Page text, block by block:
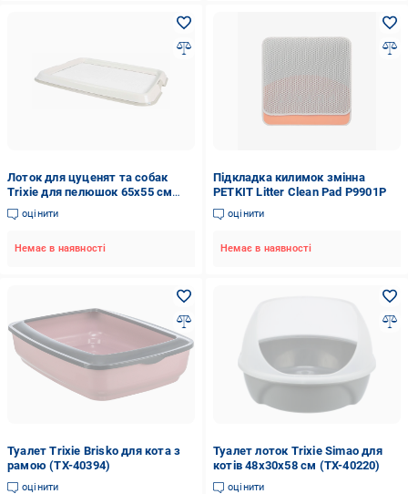
Лоток для цуценят та собак
Trixie для пелюшок 65х55 см
(23416)
оцінити
Немає в наявності
Підкладка килимок змінна
PETKIT Litter Clean Pad P9901P
оцінити
Немає в наявності
Туалет Trixie Brisko для кота з
рамою (TX-40394)
оцінити
Туалет лоток Trixie Simao для
котів 48х30х58 см (TX-40220)
оцінити